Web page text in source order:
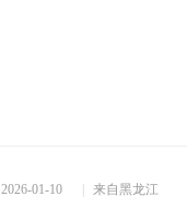
01-10 来自黑龙江